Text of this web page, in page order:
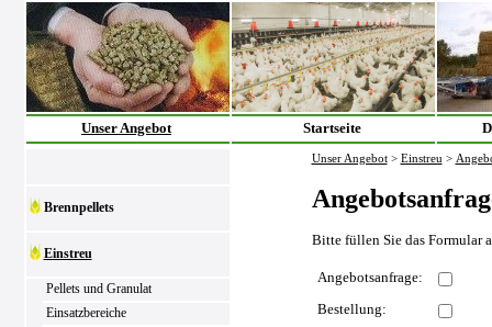
Unser Angebot Startseite
Brennpellets
Einstreu
Pellets und Granulat
Einsatzbereiche
Unser Angebot > Einstreu >
Bitte füllen Sie das Formular
Angebotsanfrage:
Bestellung: